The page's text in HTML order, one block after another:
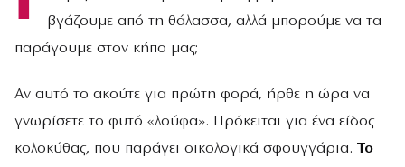
βγάζουμε από τη θάλασσα, αλλά μπορούμε να τα
παράγουμε στον κήπο μας;
Αν αυτό το ακούτε για πρώτη φορά, ήρθε η ώρα να
γνωρίσετε το φυτό «λούφα». Πρόκειται για ένα είδος
κολοκύθας, που παράγει οικολογικά σφουγγάρια. Το